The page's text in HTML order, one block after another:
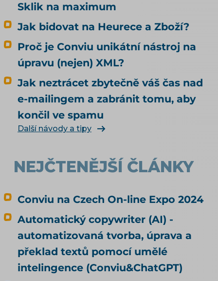
Sklik na maximum
Jak bidovat na Heurece a Zboží?
Proč je Conviu unikátní nástroj na
úpravu (nejen) XML?
Jak neztrácet zbytečně váš čas nad
e-mailingem a zabránit tomu, aby
končil ve spamu
Další návody a tipy
NEJČTENĚJŠÍ ČLÁNKY
Conviu na Czech On-line Expo 2024
Automatický copywriter (AI) -
automatizovaná tvorba, úprava a
překlad textů pomocí umělé
intelingence (Conviu&ChatGPT)